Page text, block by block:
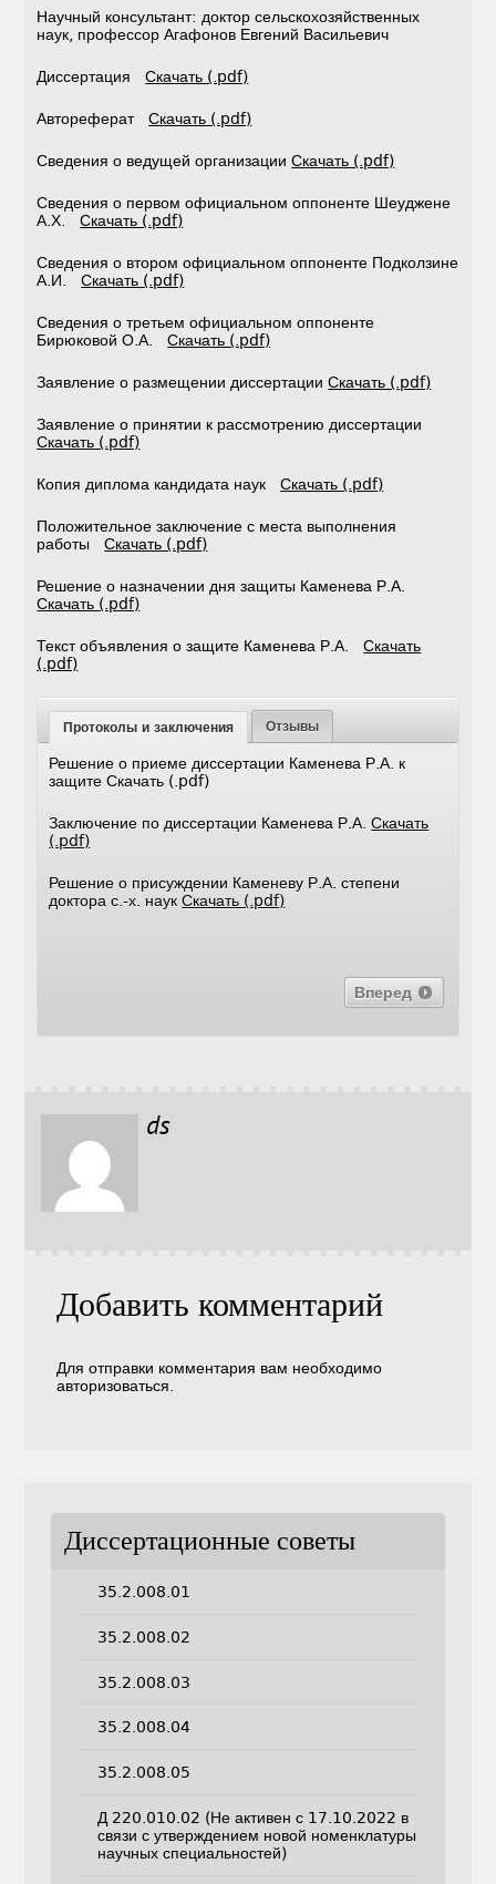
Научный консультант: доктор сельскохозяйственных
наук, профессор Агафонов Евгений Васильевич
ДиссертацияСкачать (.pdf)
АвторефератСкачать (.pdf)
Сведения о ведущей организацииСкачать (.pdf)
Сведения о первом официальном оппоненте Шеуджене
А.Х.Скачать (.pdf)
Сведения о втором официальном оппоненте Подколзине
А.И.Скачать (.pdf)
Сведения о третьем официальном оппоненте
Бирюковой О.А.Скачать (.pdf)
Заявление о размещении диссертацииСкачать (.pdf)
Заявление о принятии к рассмотрению диссертации
Скачать (.pdf)
Копия диплома кандидата наукСкачать (.pdf)
Положительное заключение с места выполнения
работыСкачать (.pdf)
Решение о назначении дня защиты Каменева Р.А.
Скачать (.pdf)
Текст объявления о защите Каменева Р.А.Скачать
(.pdf)
Протоколы и заключения Отзывы
Решение о приеме диссертации Каменева Р.А. к
защите Скачать (.pdf)
Заключение по диссертации Каменева Р.А.Скачать
(.pdf)
Решение о присуждении Каменеву Р.А. степени
доктора с.-х. наукСкачать (.pdf)
Вперед
ds
Добавить комментарий
Для отправки комментария вам необходимо
авторизоваться
Диссертационные советы
35.2.008.01
35.2.008.02
35.2.008.03
35.2.008.04
35.2.008.05
Д 220.010.02 (Не активен с 17.10.2022 в
связи с утверждением новой номенклатуры
научных специальностей)